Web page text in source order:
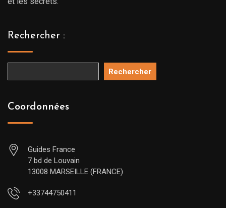
Rechercher :
Rechercher
Coordonnées
Guides France
7 bd de Louvain
13008 MARSEILLE (FRANCE)
+33744750411